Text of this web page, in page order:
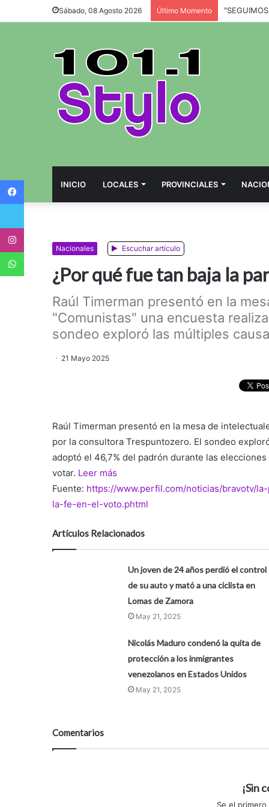
Sábado, 08 Agosto 2026 Último Momento
INICIO LOCALES PROVINCIALES
Nacionales Escuchar artículo
¿Por qué fue tan baja la
Raúl Timerman presentó en la
"Comunistas" una encuesta
sondeo exploró las múltiples
21 Mayo 2025
Raúl Timerman presentó en la mesa de
por la consultora Trespuntozero. El sondeo
adoptó el 46,7% del padrón durante las
votar. Leer más
Fuente: https://www.perfil.com/noticias/bravotv/
la-fe-en-el-voto.phtml
Artículos Relacionados
Un joven de 24 años perdió el control
de su auto y mató a una ciclista en
Lomas de Zamora
May 21, 2025
Nicolás Maduro condenó la quita de
protección a los inmigrantes
venezolanos en Estados Unidos
May 21, 2025
Comentarios
¡Sin
Se el
Twitter
WhatsApp